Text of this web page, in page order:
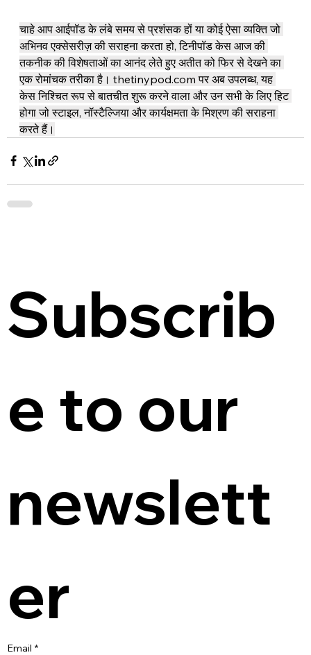
चाहे आप आईपॉड के लंबे समय से प्रशंसक हों या कोई ऐसा व्यक्ति जो
अभिनव एक्सेसरीज़ की सराहना करता हो, टिनीपॉड केस आज की
तकनीक की विशेषताओं का आनंद लेते हुए अतीत को फिर से देखने का
एक रोमांचक तरीका है। thetinypod.com पर अब उपलब्ध, यह
केस निश्चित रूप से बातचीत शुरू करने वाला और उन सभी के लिए हिट
होगा जो स्टाइल, नॉस्टैल्जिया और कार्यक्षमता के मिश्रण की सराहना
करते हैं।
Subscrib
e to our
newslett
er
Email *